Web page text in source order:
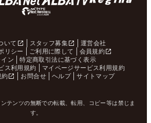
いて スタッフ募集
運営会社
リシー
ご利用に際して
会員規約
ン
特定商取引法に基づく表示
ス利用規約
マイページサービス利用規約
約
お問合せ ヘルプ サイトマップ
テンツの無断での転載、転用、コピー等は禁じま
す。